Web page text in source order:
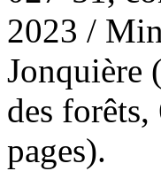
2023 /
Jonquière
des
pages).